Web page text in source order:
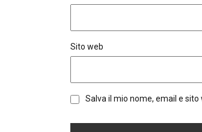
Sito web
Salva il mio nome, email e